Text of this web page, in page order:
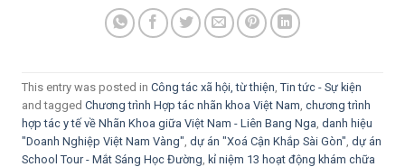
This entry was posted in Công tác xã hội, từ thiện,Tin tức - Sự kiện
and tagged Chương trình Hợp tác nhãn khoa Việt Nam, chương trình
hợp tác y tế về Nhãn Khoa giữa Việt Nam - Liên Bang Nga, danh hiệu
"Doanh Nghiệp Việt Nam Vàng", dự án "Xoá Cận Khắp Sài Gòn", dự án
School Tour - Mắt Sáng Học Đường, kỉ niệm 13 hoạt động khám chữa